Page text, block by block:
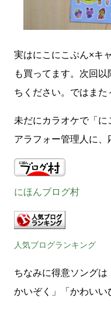
実はにこにこぷん×キ
も買ってます。次回
ちください。ではまた
未だにカラオケで「
アラフォー管理人に、
にほんブログ村
人気ブログランキング
ちなみに得意ソング
かいぞく」「かわいい